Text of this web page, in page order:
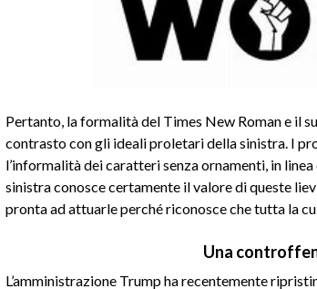
Pertanto, la formalità del Times New Roman e il
contrasto con gli ideali proletari della sinistra. I
l’informalità dei caratteri senza ornamenti, in
sinistra conosce certamente il valore di queste
pronta ad attuarle perché riconosce che tutta la
Una
L’amministrazione Trump ha recentemente